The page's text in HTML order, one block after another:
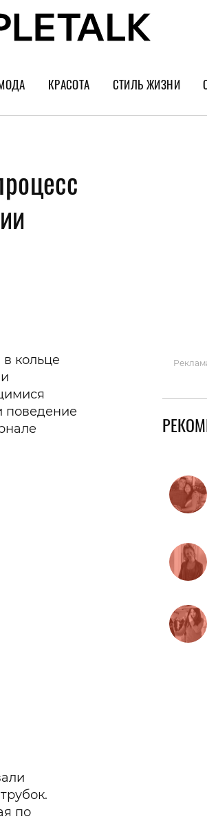
Тренды
Украшения и часы
КРАСОТА
Уход за лицом
Парфюм
СТИЛЬ ЖИЗНИ
Культура
кольце
по